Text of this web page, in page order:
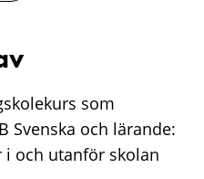
som
Svenska och lärande:
i och utanför skolan